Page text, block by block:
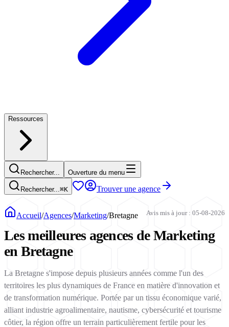
Ressources
Rechercher... Ouverture du menu
Rechercher...⌘K Trouver une agence
Accueil/Agences/Marketing/Bretagne Avis mis à jour : 05-08-2026
Les meilleures agences de Marketing
en Bretagne
La Bretagne s'impose depuis plusieurs années comme l'un des
territoires les plus dynamiques de France en matière d'innovation et
de transformation numérique. Portée par un tissu économique varié,
alliant industrie agroalimentaire, nautisme, cybersécurité et tourisme
côtier, la région offre un terrain particulièrement fertile pour les